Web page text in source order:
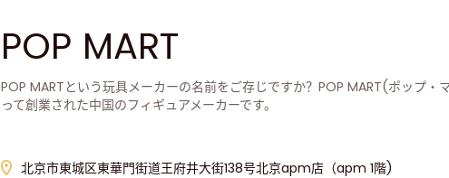
POP MART
POP MARTという玩具メーカーの名前をご存じですか？POP MART(ポップ
って創業された中国のフィギュアメーカーです。
北京市東城区東華門街道王府井大街138号北京apm店（apm 1階)